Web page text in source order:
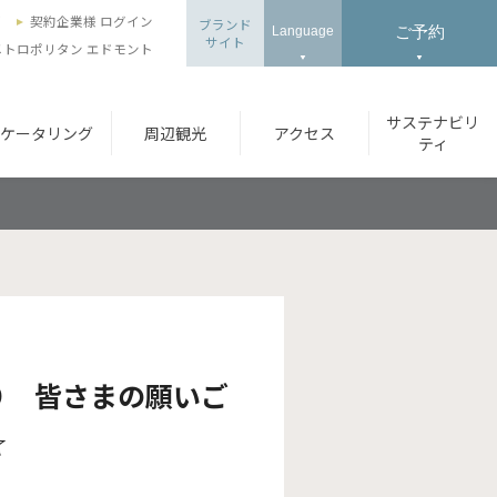
ケータリング 周辺観光 アクセス
サステナビリ
ティ
契約企業様 ログイン
ロポリタン エドモント
ブランド
サイト
Language ご予約
皆さまの願いご